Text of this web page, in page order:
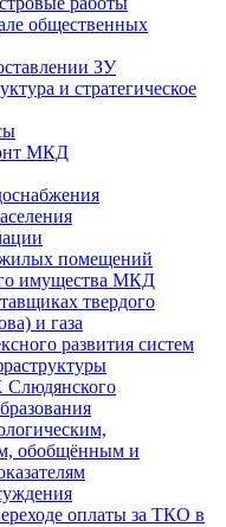
общественных
ЗУ
и стратегическое
МКД
помещений
имущества МКД
твердого
и газа
развития систем
обобщённым и
оплаты за ТКО в